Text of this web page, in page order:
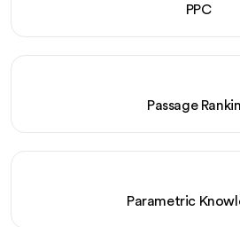
PPC
Passage
Parametric